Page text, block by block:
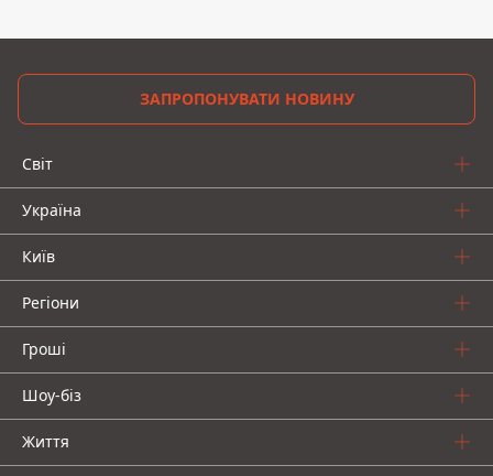
ЗАПРОПОНУВАТИ НОВИНУ
Світ
Україна
Київ
Регіони
Гроші
Шоу-біз
Життя